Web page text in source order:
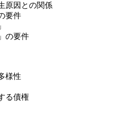
因との関係
要件
要件
様性
る債権